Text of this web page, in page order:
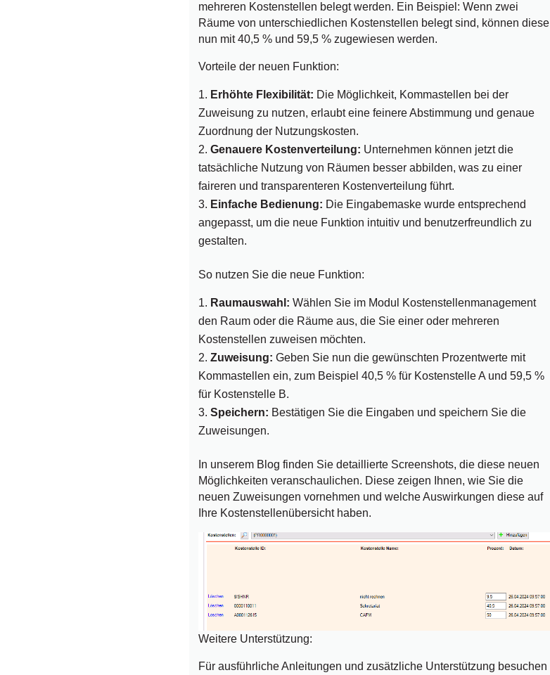
mehreren Kostenstellen belegt werden. Ein Beispiel: Wenn zwei
Räume von unterschiedlichen Kostenstellen belegt sind, können diese
nun mit 40,5 % und 59,5 % zugewiesen werden.
Vorteile der neuen Funktion:
Erhöhte Flexibilität: Die Möglichkeit, Kommastellen bei der
Zuweisung zu nutzen, erlaubt eine feinere Abstimmung und genaue
Zuordnung der Nutzungskosten.
Genauere Kostenverteilung: Unternehmen können jetzt die
tatsächliche Nutzung von Räumen besser abbilden, was zu einer
faireren und transparenteren Kostenverteilung führt.
Einfache Bedienung: Die Eingabemaske wurde entsprechend
angepasst, um die neue Funktion intuitiv und benutzerfreundlich zu
gestalten.
So nutzen Sie die neue Funktion:
Raumauswahl: Wählen Sie im Modul Kostenstellenmanagement
den Raum oder die Räume aus, die Sie einer oder mehreren
Kostenstellen zuweisen möchten.
Zuweisung: Geben Sie nun die gewünschten Prozentwerte mit
Kommastellen ein, zum Beispiel 40,5 % für Kostenstelle A und 59,5 %
für Kostenstelle B.
Speichern: Bestätigen Sie die Eingaben und speichern Sie die
Zuweisungen.
In unserem Blog finden Sie detaillierte Screenshots, die diese neuen
Möglichkeiten veranschaulichen. Diese zeigen Ihnen, wie Sie die
neuen Zuweisungen vornehmen und welche Auswirkungen diese auf
Ihre Kostenstellenübersicht haben.
Weitere Unterstützung:
Für ausführliche Anleitungen und zusätzliche Unterstützung besuchen